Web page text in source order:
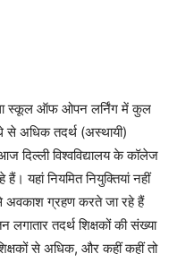
तथा स्कूल ऑफ ओपन लर्निंग में कुल
अधिक तदर्थ (अस्थायी)
दिल्ली विश्वविद्यालय के कॉलेज
यहां नियमित नियुक्तियां नहीं
से अवकाश ग्रहण करते जा रहे हैं
लगातार तदर्थ शिक्षकों की संख्या
से अधिक, और कहीं कहीं तो